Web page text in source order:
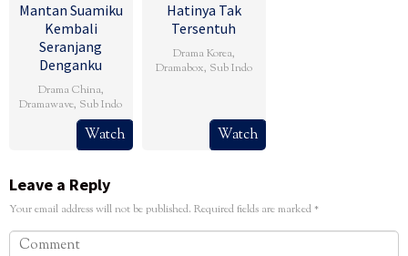
Mantan Suamiku
Kembali
Seranjang
Denganku
Drama China,
Dramawave, Sub Indo
Watch
Hatinya Tak
Tersentuh
Drama Korea,
Dramabox, Sub Indo
Watch
Leave a Reply
Your email address will not be published. Required fields are marked*